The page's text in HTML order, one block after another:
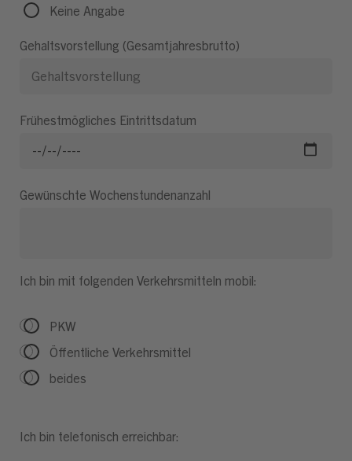
Keine Angabe
Gehaltsvorstellung (Gesamtjahresbrutto)
Frühestmögliches Eintrittsdatum
Gewünschte Wochenstundenanzahl
Ich bin mit folgenden Verkehrsmitteln mobil:
PKW
Öffentliche Verkehrsmittel
beides
Ich bin telefonisch erreichbar: